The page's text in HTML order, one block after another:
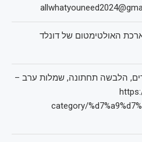
האולטימטום של דונלד
הלבשה תחתונה, שמלות ערב –
category/